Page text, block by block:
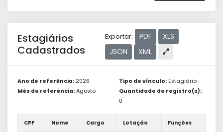
Estagiários
Cadastrados
Exportar: PDF
XLS
JSON
XML
Ano de referência: 2026
Mês de referência: Agosto
Tipo de vínculo: Estagiário
Quantidade de registro(s):
0
CPF Nome Cargo Lotação Funções